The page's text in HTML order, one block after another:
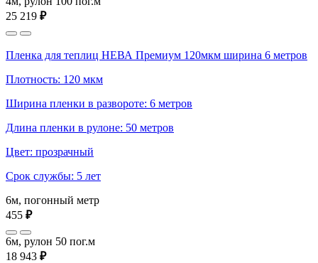
25 219 ₽
Пленка для теплиц НЕВА Премиум 120мкм ширина 6 метров
Плотность: 120 мкм
Ширина пленки в развороте: 6 метров
Длина пленки в рулоне: 50 метров
Цвет: прозрачный
Срок службы: 5 лет
6м, погонный метр
455 ₽
6м, рулон 50 пог.м
18 943 ₽